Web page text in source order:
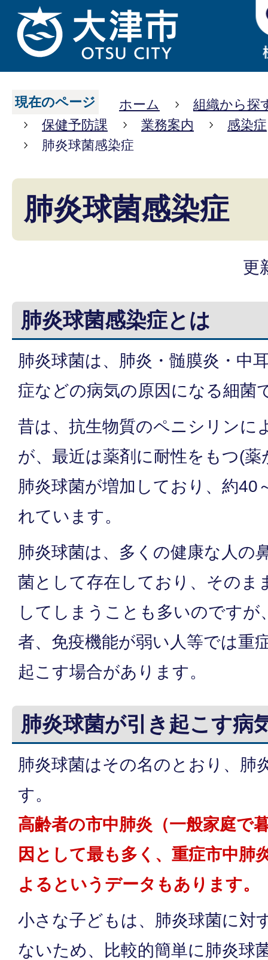
現在のページ ホーム
組織から探
保健予防課
業務案内
感染症
肺炎球菌感染症
肺炎球菌感染症
更
肺炎球菌感染症とは
肺炎球菌は、肺炎・髄膜炎・中
症などの病気の原因になる細菌
昔は、抗生物質のペニシリンに
が、最近は薬剤に耐性をもつ(
肺炎球菌が増加しており、約40
れています。
肺炎球菌は、多くの健康な人の
菌として存在しており、そのま
してしまうことも多いのですが
者、免疫機能が弱い人等では重
起こす場合があります。
肺炎球菌が引き起こす病
肺炎球菌はその名のとおり、肺
す。
高齢者の市中肺炎（一般家庭で
因として最も多く、重症市中肺
よるというデータもあります。
小さな子どもは、肺炎球菌に対
ないため、比較的簡単に肺炎球